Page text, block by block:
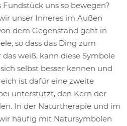
uns so bewegen?
unser Inneres im Außen
dem Gegenstand geht in
so dass das Ding zum
weiß, kann diese Symbole
selbst besser kennen und
ist dafür eine zweite
unterstützt, den Kern der
In der Naturtherapie und im
häufig mit Natursymbolen